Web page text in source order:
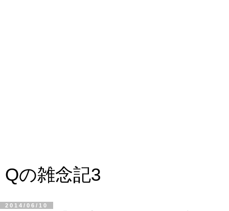
Qの雑念記3
2014/06/10